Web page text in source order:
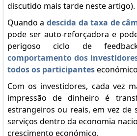
discutido mais tarde neste artigo).
Quando a descida da taxa de
pode ser auto-reforçadora e
perigoso ciclo de
comportamento dos
todos os participantes
Com os investidores, cada vez
impressão de dinheiro é
estrangeiros ou reais, em vez de
serviços dentro da economia
crescimento económico.